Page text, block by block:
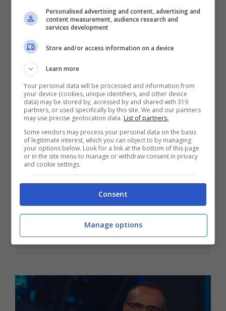
“E’ la nostra Samira”, Stefano si
lascia andare alla confessione
durante Affari Tuoi
Personalised advertising and content, advertising and
content measurement, audience research and
services development
Store and/or access information on a device
Learn more
Your personal data will be processed and information from
your device (cookies, unique identifiers, and other device
data) may be stored by, accessed by and shared with 319
partners, or used specifically by this site. We and our partners
may use precise geolocation data. List of partners.
Some vendors may process your personal data on the basis
of legitimate interest, which you can object to by managing
your options below. Look for a link at the bottom of this page
or in the site menu to manage or withdraw consent in privacy
and cookie settings.
Consent
Manage options